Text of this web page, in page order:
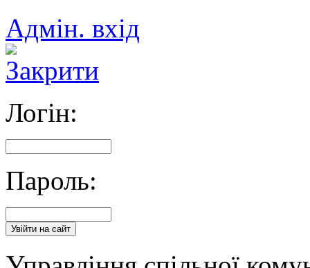
Адмін. вхід
Логін:
Пароль: